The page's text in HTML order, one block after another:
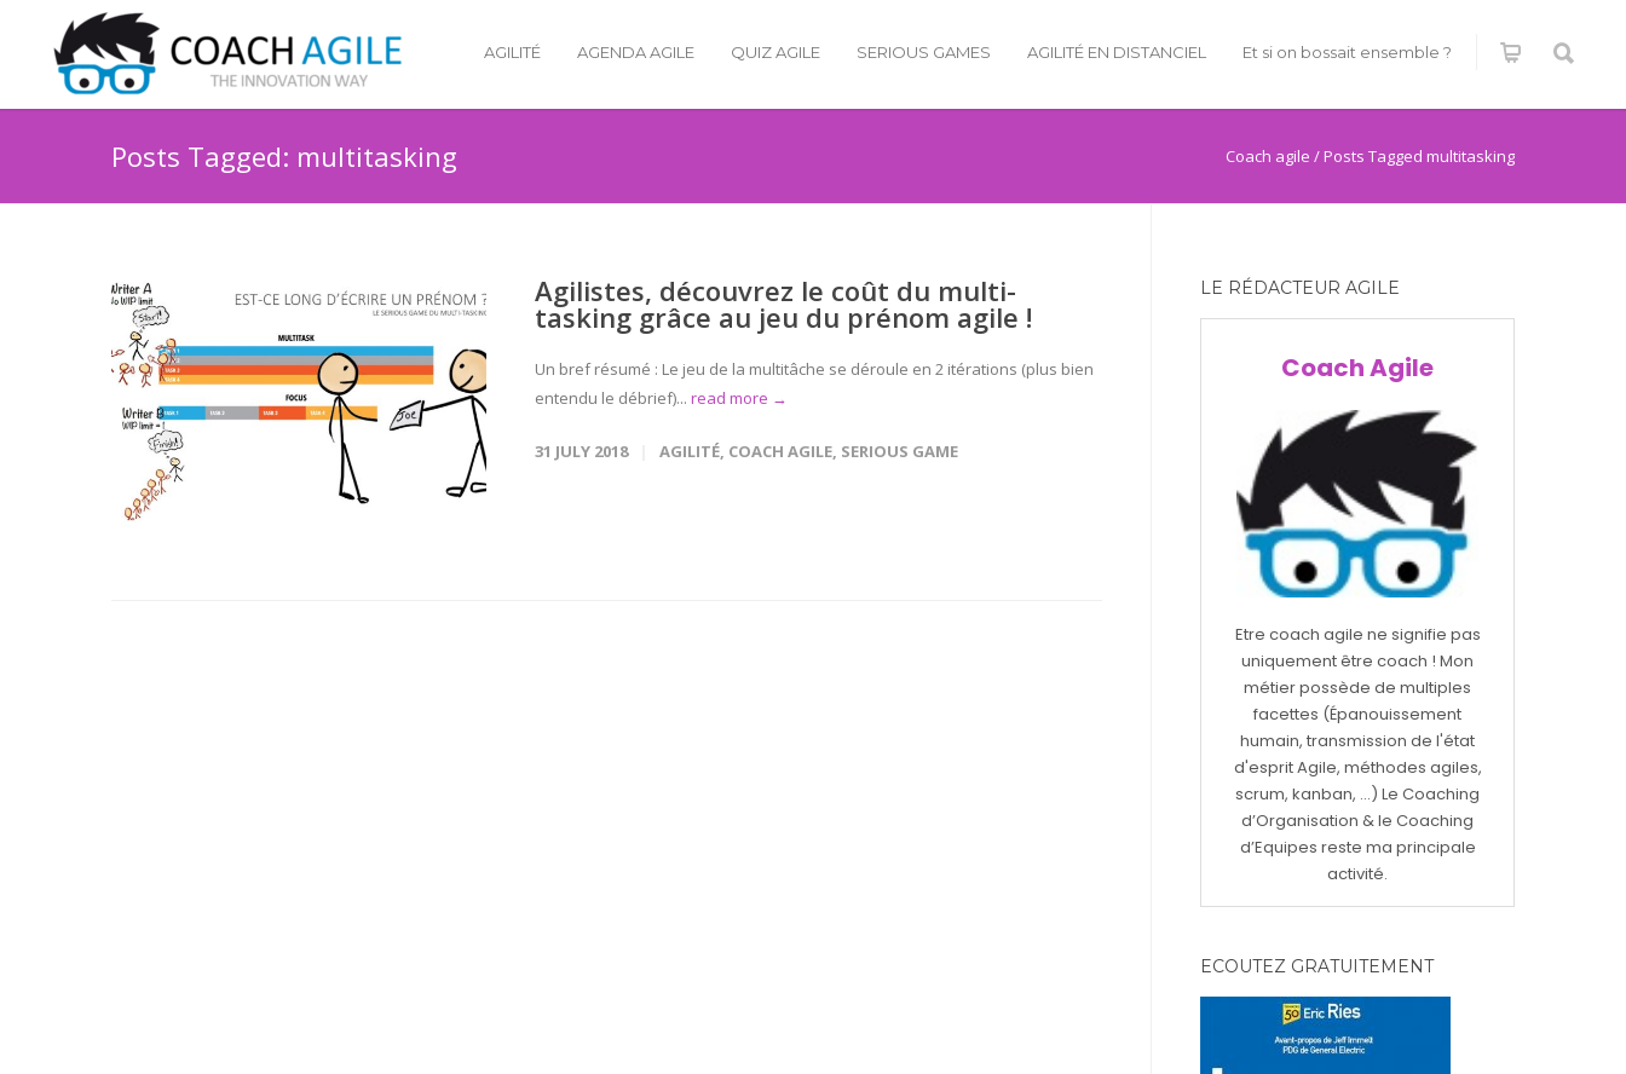
AGILITÉ AGENDA AGILE QUIZ AGILE SERIOUS GAMES AGILITÉ EN DISTANCIEL Et si on bossait ensemble ?
Posts Tagged: multitasking Coach agile /Posts Tagged multitasking
Agilistes, découvrez le coût du multi-
tasking grâce au jeu du prénom agile !
Un bref résumé : Le jeu de la multitâche se déroule en 2 itérations (plus bien
entendu le débrief)... read more →
31 JULY 2018 AGILITÉ, COACH AGILE, SERIOUS GAME
LE RÉDACTEUR AGILE
Coach Agile
Etre coach agile ne signifie pas
uniquement être coach ! Mon
métier possède de multiples
facettes (Épanouissement
humain, transmission de l'état
d'esprit Agile, méthodes agiles,
scrum, kanban, ...) Le Coaching
d’Organisation & le Coaching
d’Equipes reste ma principale
activité.
ECOUTEZ GRATUITEMENT